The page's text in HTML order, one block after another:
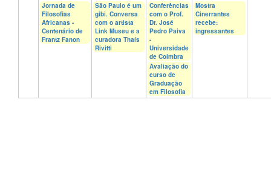
Jornada de
Filosofias
Africanas -
Centenário de
Frantz Fanon
São Paulo é um
gibi. Conversa
com o artista
Link Museu e a
curadora Thaís
Rivitti
Conferências
com o Prof.
Dr. José
Pedro Paiva
-
Universidade
de Coimbra
Avaliação do
curso de
Graduação
em Filosofia
Mostra
Cinerrantes
recebe:
ingressantes